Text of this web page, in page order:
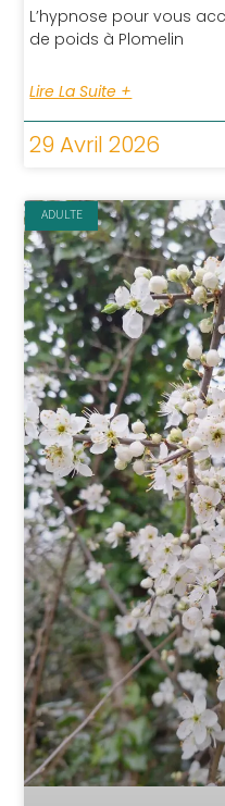
L’hypnose pour vous
de poids à Plomelin
Lire La Suite +
29 Avril 2026
ADULTE